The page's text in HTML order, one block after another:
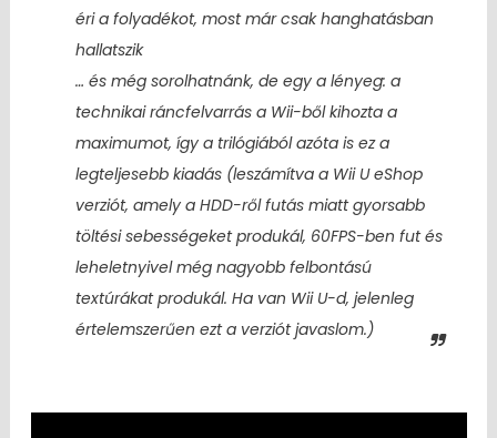
éri a folyadékot, most már csak hanghatásban
hallatszik
… és még sorolhatnánk, de egy a lényeg: a
technikai ráncfelvarrás a Wii-ből kihozta a
maximumot, így a trilógiából azóta is ez a
legteljesebb kiadás (leszámítva a Wii U eShop
verziót, amely a HDD-ről futás miatt gyorsabb
töltési sebességeket produkál, 60FPS-ben fut és
leheletnyivel még nagyobb felbontású
textúrákat produkál. Ha van Wii U-d, jelenleg
értelemszerűen ezt a verziót javaslom.)